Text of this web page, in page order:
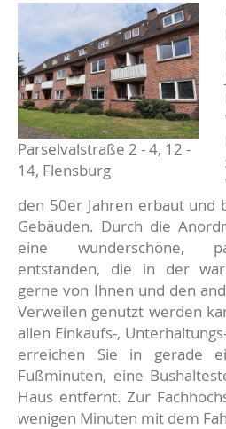
Parselvalstraße 2 - 4, 12 -
14, Flensburg
Beschreibung
den 50er Jahren erbaut und
Gebäuden. Durch die
eine wunderschöne,
entstanden, die in der
gerne von Ihnen und den
Verweilen genutzt werden
allen Einkaufs-,
erreichen Sie in gerade
Fußminuten, eine
Haus entfernt. Zur
wenigen Minuten mit dem